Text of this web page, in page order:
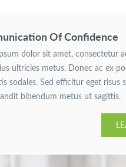
Of Confidence
dolor sit amet, consectetur
ultricies metus. Donec ac ex
sodales. Sed efficitur eget risus
bibendum metus ut sagittis.